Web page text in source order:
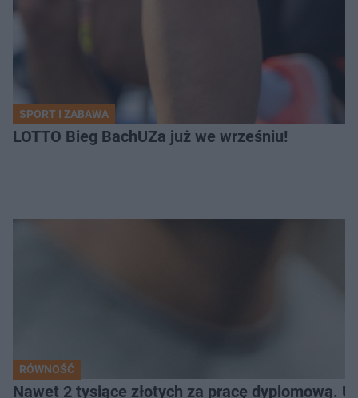
SPORT I ZABAWA
LOTTO Bieg BachUZa już we wrześniu!
RÓWNOŚĆ
Nawet 2 tysiące złotych za pracę dyplomową.